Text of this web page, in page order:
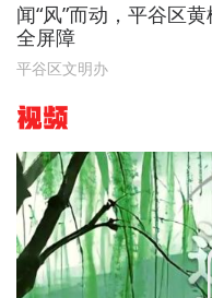
闻“风”而动，平谷区
全屏障
平谷区文明办
视频